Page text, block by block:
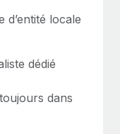
d’entité locale
dédié
dans